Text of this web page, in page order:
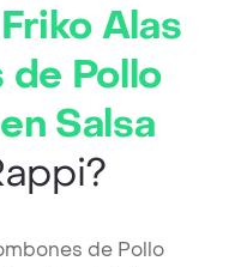
Friko Alas
Pollo
Salsa
de Pollo